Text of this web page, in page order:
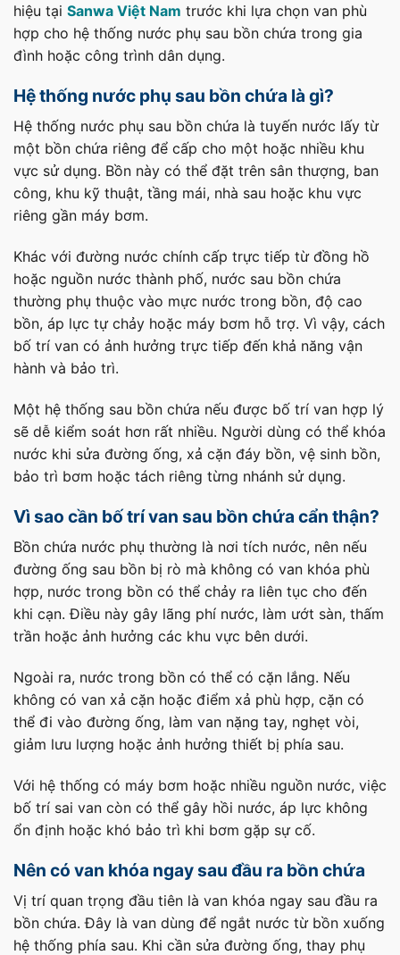
hiệu tại Sanwa Việt Nam trước khi lựa chọn van phù
hợp cho hệ thống nước phụ sau bồn chứa trong gia
đình hoặc công trình dân dụng.
Hệ thống nước phụ sau bồn chứa là gì?
Hệ thống nước phụ sau bồn chứa là tuyến nước lấy từ
một bồn chứa riêng để cấp cho một hoặc nhiều khu
vực sử dụng. Bồn này có thể đặt trên sân thượng, ban
công, khu kỹ thuật, tầng mái, nhà sau hoặc khu vực
riêng gần máy bơm.
Khác với đường nước chính cấp trực tiếp từ đồng hồ
hoặc nguồn nước thành phố, nước sau bồn chứa
thường phụ thuộc vào mực nước trong bồn, độ cao
bồn, áp lực tự chảy hoặc máy bơm hỗ trợ. Vì vậy, cách
bố trí van có ảnh hưởng trực tiếp đến khả năng vận
hành và bảo trì.
Một hệ thống sau bồn chứa nếu được bố trí van hợp lý
sẽ dễ kiểm soát hơn rất nhiều. Người dùng có thể khóa
nước khi sửa đường ống, xả cặn đáy bồn, vệ sinh bồn,
bảo trì bơm hoặc tách riêng từng nhánh sử dụng.
Vì sao cần bố trí van sau bồn chứa cẩn thận?
Bồn chứa nước phụ thường là nơi tích nước, nên nếu
đường ống sau bồn bị rò mà không có van khóa phù
hợp, nước trong bồn có thể chảy ra liên tục cho đến
khi cạn. Điều này gây lãng phí nước, làm ướt sàn, thấm
trần hoặc ảnh hưởng các khu vực bên dưới.
Ngoài ra, nước trong bồn có thể có cặn lắng. Nếu
không có van xả cặn hoặc điểm xả phù hợp, cặn có
thể đi vào đường ống, làm van nặng tay, nghẹt vòi,
giảm lưu lượng hoặc ảnh hưởng thiết bị phía sau.
Với hệ thống có máy bơm hoặc nhiều nguồn nước, việc
bố trí sai van còn có thể gây hồi nước, áp lực không
ổn định hoặc khó bảo trì khi bơm gặp sự cố.
Nên có van khóa ngay sau đầu ra bồn chứa
Vị trí quan trọng đầu tiên là van khóa ngay sau đầu ra
bồn chứa. Đây là van dùng để ngắt nước từ bồn xuống
hệ thống phía sau. Khi cần sửa đường ống, thay phụ